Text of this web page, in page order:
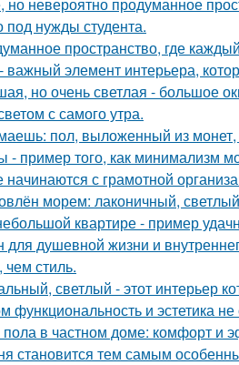
под нужды студента.
пространство, где
важный элемент интерьера,
но очень светлая - большое
с самого утра.
пол, выложенный из
- пример того, как
начинаются с грамотной
морем: лаконичный,
квартире - пример
для душевной жизни и
стиль.
светлый - этот интерьер
функциональность и эстетика
в частном доме: комфорт и
становится тем самым